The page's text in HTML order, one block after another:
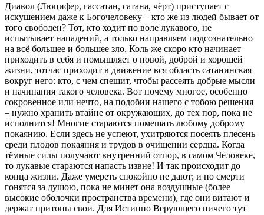
Диавол (Люцифер, гассатан, сатана, чёрт) приступает с
искушением даже к Богочеловеку – кто же из людей бывает от
того свободен? Тот, кто ходит по воле лукавого, не
испытывает нападений, а только направляем подсознательно
на всё большее и большее зло. Коль же скоро кто начинает
приходить в себя и помышляет о новой, доброй и хорошей
жизни, тотчас приходит в движение вся область сатанинская
вокруг него: кто, с чем спешит, чтобы рассеять добрые мысли
и начинания такого человека. Вот почему многое, особенно
сокровенное или нечто, на подобии нашего с тобою решения
– нужно хранить втайне от окружающих, до тех пор, пока не
исполнится! Многие стараются помешать любому доброму
покаянию. Если здесь не успеют, ухитряются посеять плесень
среди плодов покаяния и трудов в очищении сердца. Когда
тёмные силы получают внутренний отпор, в самом Человеке,
то лукавые стараются напасть извне! И так происходит до
конца жизни. Даже умереть спокойно не дают; и по смерти
гонятся за душою, пока не минет она воздушные (более
высокие оболочки пространства времени), где они витают и
держат притоны свои. Для Истинно Верующего ничего тут